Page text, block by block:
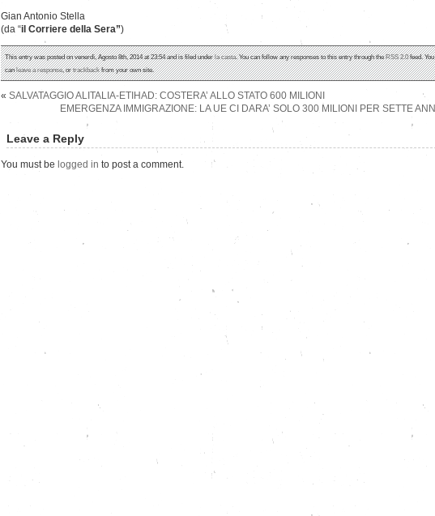
Gian Antonio Stella
(da “il Corriere della Sera”)
This entry was posted on venerdì, Agosto 8th, 2014 at 23:54 and is filed underla casta. You can follow any responses to this entry through theRSS 2.0feed. You
canleave a response, ortrackbackfrom your own site.
« SALVATAGGIO ALITALIA-ETIHAD: COSTERA’ ALLO STATO 600 MILIONI
EMERGENZA IMMIGRAZIONE: LA UE CI DARA’ SOLO 300 MILIONI PER SETTE ANNI
Leave a Reply
You must be logged in to post a comment.